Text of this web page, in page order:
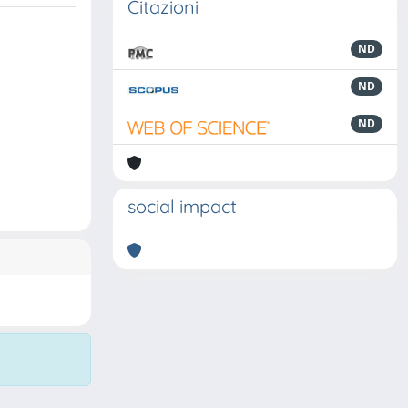
Citazioni
ND
ND
ND
social impact